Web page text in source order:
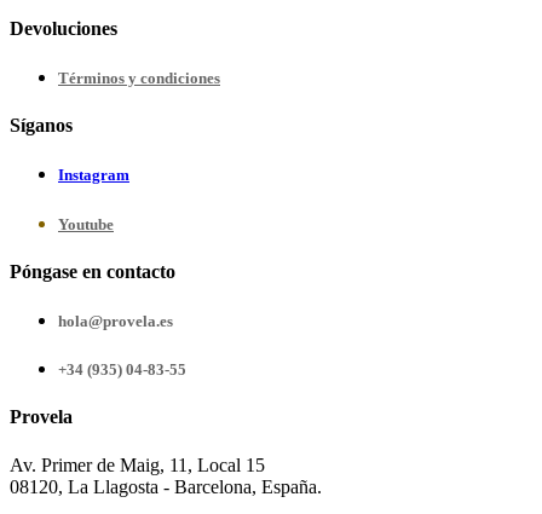
Devoluciones
Términos y condiciones
Síganos
Instagram
Youtube
Póngase en contacto
hola@provela.es
+34 (935) 04-83-55
Provela
Av. Primer de Maig, 11, Local 15
08120, La Llagosta - Barcelona, España.